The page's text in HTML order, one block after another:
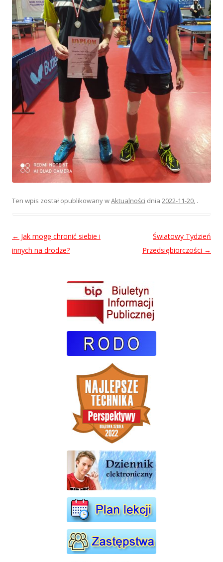
Ten wpis został opublikowany wAktualności dnia 2022-11-20, .
Nawigacja
wpisu
← Jak mogę chronić siebie i
innych na drodze?
Światowy Tydzień
Przedsiębiorczości →